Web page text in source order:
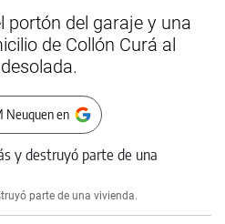
portón del garaje y una
de Collón Curá al
Neuquen en
parte de una vivienda.